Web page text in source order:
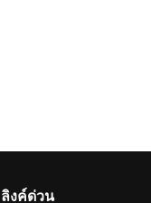
ลิงค์ด่วน